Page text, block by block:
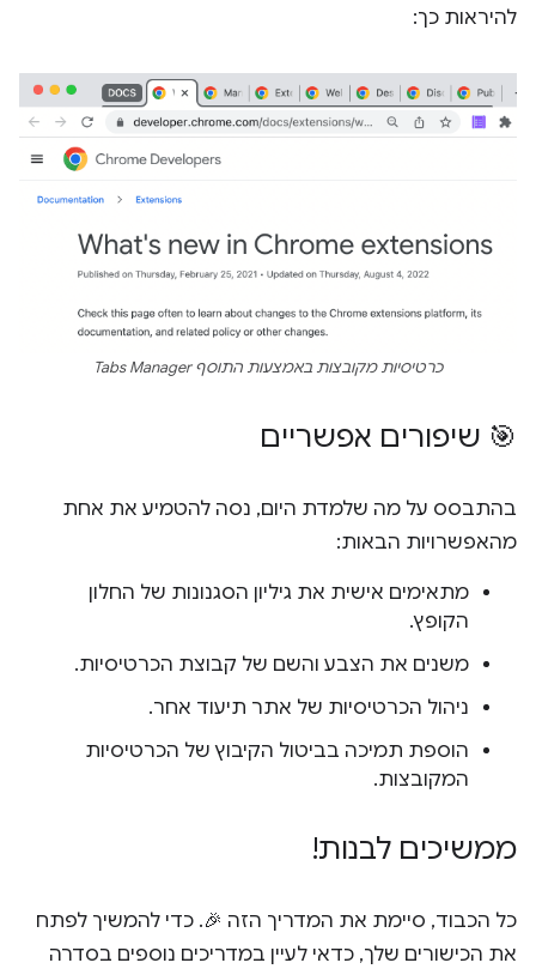
להיראות כך:
כרטיסיות מקובצות באמצעות התוסף Tabs Manager
🎯 שיפורים אפשריים
בהתבסס על מה שלמדת היום, נסה להטמיע את אחת
מהאפשרויות הבאות:
מתאימים אישית את גיליון הסגנונות של החלון
הקופץ.
משנים את הצבע והשם של קבוצת הכרטיסיות.
ניהול הכרטיסיות של אתר תיעוד אחר.
הוספת תמיכה בביטול הקיבוץ של הכרטיסיות
המקובצות.
ממשיכים לבנות!
כל הכבוד, סיימת את המדריך הזה 🎉. כדי להמשיך לפתח
את הכישורים שלך, כדאי לעיין במדריכים נוספים בסדרה